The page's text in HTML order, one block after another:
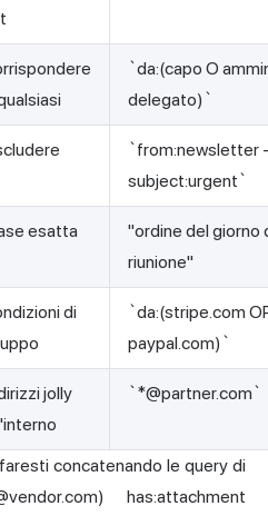
`da:(capo O
delegato)`
`from:newsletter
subject:urgent`
esatta
"ordine del giorno
riunione"
di
`da:(stripe.com
paypal.com)`
jolly
`*@partner.com`
concatenando le query di
has:attachment